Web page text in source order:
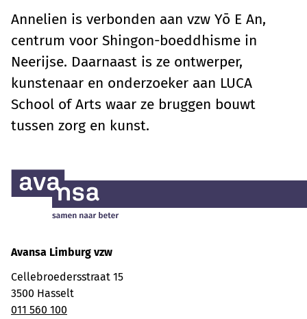
Annelien is verbonden aan vzw Yō E An,
centrum voor Shingon-boeddhisme in
Neerijse. Daarnaast is ze ontwerper,
kunstenaar en onderzoeker aan LUCA
School of Arts waar ze bruggen bouwt
tussen zorg en kunst.
Avansa Limburg vzw
Cellebroedersstraat 15
3500 Hasselt
011 560 100